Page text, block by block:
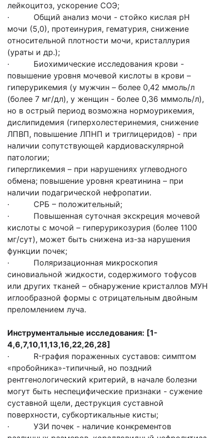
лейкоцитоз, ускорение СОЭ;
· Общий анализ мочи - стойко кислая рН
мочи (5,0), протеинурия, гематурия, снижение
относительной плотности мочи, кристаллурия
(ураты и др.);
· Биохимические исследования крови -
повышение уровня мочевой кислоты в крови –
гиперурикемия (у мужчин – более 0,42 ммоль/л
(более 7 мг/дл), у женщин - более 0,36 мммоль/л),
но в острый период возможна нормоурикемия,
дислипидемия (гиперхолестеринемия, снижение
ЛПВП, повышение ЛПНП и триглицеридов) - при
наличии сопутствующей кардиоваскулярной
патологии;
гипергликемия – при нарушениях углеводного
обмена; повышение уровня креатинина – при
наличии подагрической нефропатии.
· СРБ – положительный;
· Повышенная суточная экскреция мочевой
кислоты с мочой – гиперурикозурия (более 1100
мг/сут), может быть снижена из-за нарушения
функции почек;
· Поляризационная микроскопия
синовиальной жидкости, содержимого тофусов
или других тканей – обнаружение кристаллов МУН
иглообразной формы с отрицательным двойным
преломлением луча.
Инструментальные исследования: [1-
4,6,7,10,11,13,16,22,26,28]
· R-графия пораженных суставов: симптом
«пробойника»-типичный, но поздний
рентгенологический критерий, в начале болезни
могут быть неспецифические признаки - сужение
суставной щели, деструкция суставной
поверхности, субкортикальные кисты;
· УЗИ почек - наличие конкрементов